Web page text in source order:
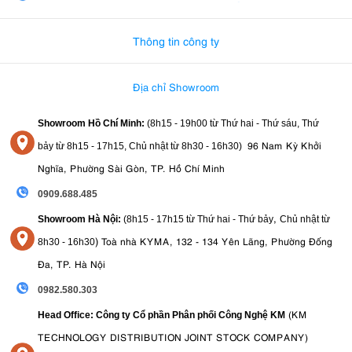
sáng tạo cho cả nhiếp ảnh và quay video trên hệ máy APS-C.
5.1. Nhiếp ảnh phong cảnh
Góc nhìn rộng giúp ghi lại toàn bộ khung cảnh thiên nhiên hùng vĩ,
từ núi non, biển cả đến đồng cỏ rộng lớn.
Độ sắc nét cao từ trung tâm đến rìa ảnh
Khả năng kiểm soát méo hình tốt
Khẩu F1.4 hỗ trợ chụp bình minh, hoàng hôn thiếu sáng
khám phá thiên nhiên.
5.2. Chụp ảnh thiên văn
Khẩu độ F1.4 lớn cho phép thu nhiều ánh sáng hơn, giúp chụp bầu
trời đêm rõ nét mà không cần tăng ISO quá cao.
Giảm hiện tượng coma ở rìa khung hình
Giữ chi tiết sao sắc nét
Thông tin công ty
Địa chỉ Showroom
Showroom Hồ Chí Minh: (8h15 - 19h00 từ Thứ hai - Thứ sáu, Thứ
bảy từ 8h15 - 17h15, Chủ nhật từ 8h30 - 16h30) 96 Nam Kỳ Khởi
Nghĩa, Phường Sài Gòn, TP. Hồ Chí Minh
0909.688.485
Showroom Hà Nội: (8h15 - 17h15 từ Thứ hai - Thứ bảy, Chủ nhật từ
8h30 - 16h30) Toà nhà KYMA, 132 - 134 Yên Lãng, Phường Đống
Đa, TP. Hà Nội
0982.580.303
Head Office: Công ty Cổ phần Phân phối Công Nghệ KM (KM
TECHNOLOGY DISTRIBUTION JOINT STOCK COMPANY)